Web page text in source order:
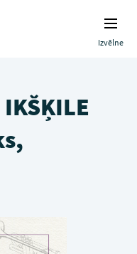
Izvēlne